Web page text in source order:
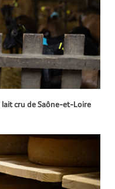
cru de Saône-et-Loire